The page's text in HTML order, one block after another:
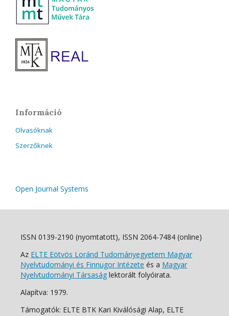
Információ
Olvasóknak
Szerzőknek
Open Journal Systems
ISSN 0139-2190 (nyomtatott), ISSN 2064-7484 (online)
Az ELTE Eötvös Loránd Tudományegyetem Magyar
Nyelvtudományi és Finnugor Intézete és a Magyar
Nyelvtudományi Társaság lektorált folyóirata.
Alapítva: 1979.
Támogatók: ELTE BTK Kari Kiválósági Alap, ELTE